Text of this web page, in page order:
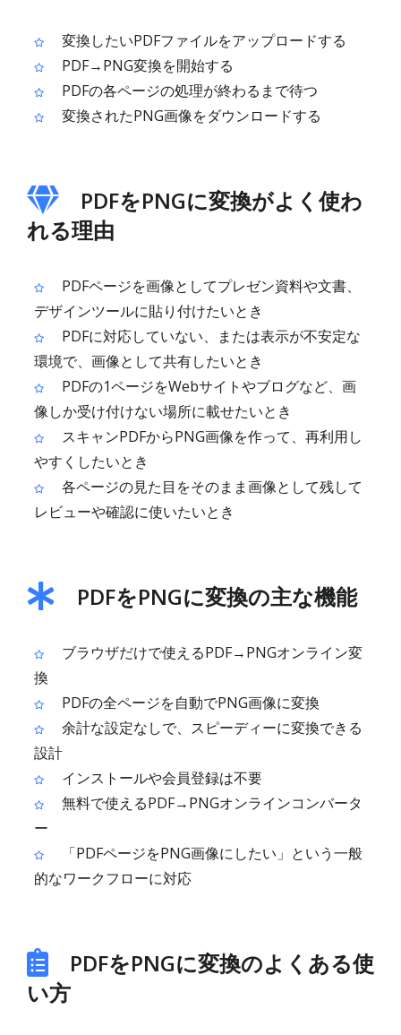
変換したいPDFファイルをアップロードする
PDF→PNG変換を開始する
PDFの各ページの処理が終わるまで待つ
変換されたPNG画像をダウンロードする
PDFをPNGに変換がよく使わ
れる理由
PDFページを画像としてプレゼン資料や文書、
デザインツールに貼り付けたいとき
PDFに対応していない、または表示が不安定な
環境で、画像として共有したいとき
PDFの1ページをWebサイトやブログなど、画
像しか受け付けない場所に載せたいとき
スキャンPDFからPNG画像を作って、再利用し
やすくしたいとき
各ページの見た目をそのまま画像として残して
レビューや確認に使いたいとき
PDFをPNGに変換の主な機能
ブラウザだけで使えるPDF→PNGオンライン変
換
PDFの全ページを自動でPNG画像に変換
余計な設定なしで、スピーディーに変換できる
設計
インストールや会員登録は不要
無料で使えるPDF→PNGオンラインコンバータ
ー
「PDFページをPNG画像にしたい」という一般
的なワークフローに対応
PDFをPNGに変換のよくある使
い方